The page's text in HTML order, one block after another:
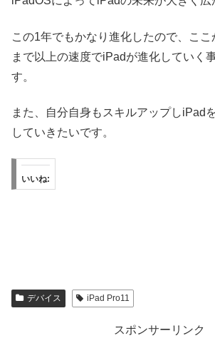
この1年でもかなり進化したので、こ
まで以上の速度でiPadが進化していく
す。
また、自分自身もスキルアップしiPad
していきたいです。
いいね:
デバイス iPad Pro11
スポンサーリンク